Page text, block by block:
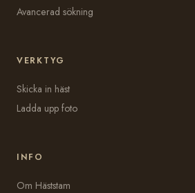
Avancerad sökning
VERKTYG
Skicka in häst
Ladda upp foto
INFO
Om Häststam